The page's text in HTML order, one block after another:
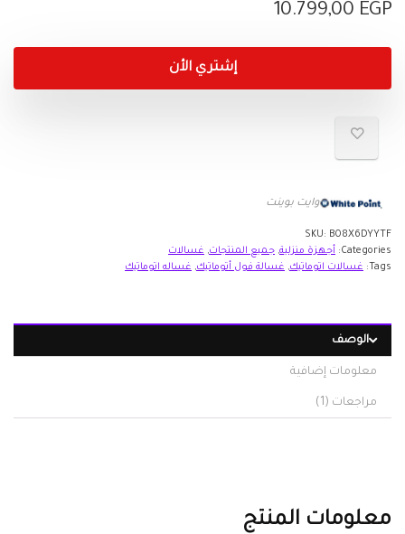
10.799,00 EGP
إشتري الأن
وايت بوينت
SKU: B08X6DYYTF
Categories:
أجهزة منزلية, جميع المنتجات, غسالات
Tags:
غسالات اتوماتيك, غسالة فول أتوماتيك, غساله اتوماتيك
الوصف
معلومات إضافية
مراجعات (1)
معلومات المنتج